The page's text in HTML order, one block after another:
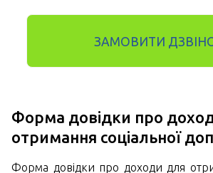
ЗАМОВИТИ
Форма довідки про
отримання соціальної
Форма довідки про доходи для